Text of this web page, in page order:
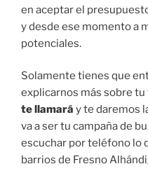
en aceptar el
y desde ese momento a
potenciales.
Solamente tienes que
explicarnos más sobre
te llamará y te daremos
va a ser tu campaña de
escuchar por teléfono lo
barrios de Fresno